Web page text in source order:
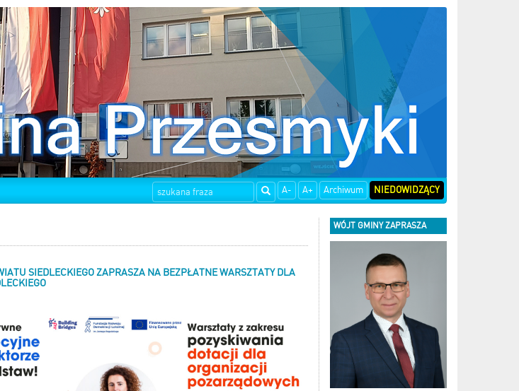
A- A+ Archiwum NIEDOWIDZĄCY
SIEDLECKIEGO ZAPRASZA NA BEZPŁATNE WARSZTATY DLA
WÓJT GMINY ZAPRASZA